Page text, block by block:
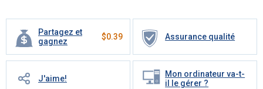
Partagez et
gagnez
$0.39 Assurance qualité
J'aime!
Mon ordinateur va-t-
il le gérer ?